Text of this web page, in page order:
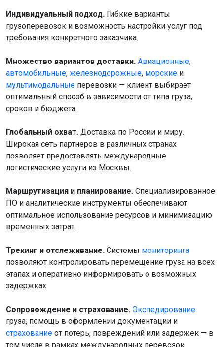
Индивидуальный подход. Гибкие варианты
грузоперевозок и возможность настройки услуг под
требования конкретного заказчика.
Множество вариантов доставки. Авиационные,
автомобильные, железнодорожные, морские и
мультимодальные перевозки — клиент выбирает
оптимальный способ в зависимости от типа груза,
сроков и бюджета.
Глобальный охват. Доставка по России и миру.
Широкая сеть партнеров в различных странах
позволяет предоставлять международные
логистические услуги из Москвы.
Маршрутизация и планирование. Специализированное
ПО и аналитические инструменты обеспечивают
оптимальное использование ресурсов и минимизацию
временных затрат.
Трекинг и отслеживание. Системы мониторинга
позволяют контролировать перемещение груза на всех
этапах и оперативно информировать о возможных
задержках.
Сопровождение и страхование. Экспедирование
груза, помощь в оформлении документации и
страхование от потерь, повреждений или задержек — в
том числе в рамках международных перевозок.